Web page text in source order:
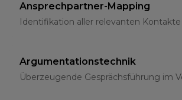
Ansprechpartner-Mapping
Identifikation aller relevanten Kontakte
Argumentationstechnik
Überzeugende Gesprächsführung im